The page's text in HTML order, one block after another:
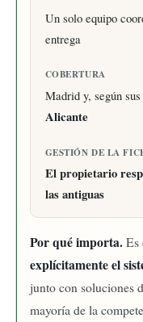
Un solo equipo
entrega
COBERTURA
Madrid y, según
Alicante
GESTIÓN DE LA
El propietario
las antiguas
Por qué importa.Es
explícitamente el
junto con soluciones
mayoría de la